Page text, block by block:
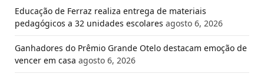
Educação de Ferraz realiza entrega de materiais
pedagógicos a 32 unidades escolares agosto 6, 2026
Ganhadores do Prêmio Grande Otelo destacam emoção de
vencer em casa agosto 6, 2026